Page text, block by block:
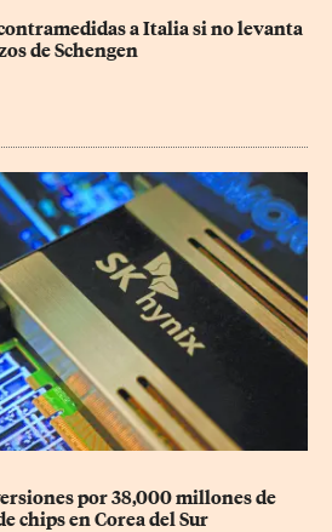
a Italia si no levanta
de Schengen
por 38,000 millones de
chips en Corea del Sur